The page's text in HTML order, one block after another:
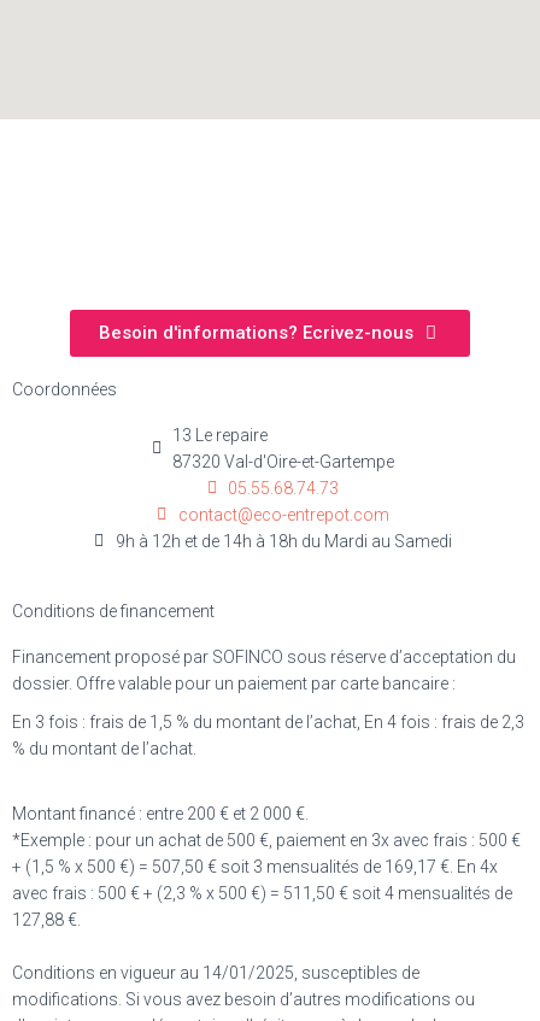
Besoin d'informations? Ecrivez-nous
Coordonnées
13 Le repaire
87320 Val-d'Oire-et-Gartempe
05.55.68.74.73
contact@eco-entrepot.com
9h à 12h et de 14h à 18h du Mardi au Samedi
Conditions de financement
Financement proposé par SOFINCO sous réserve d’acceptation du
dossier. Offre valable pour un paiement par carte bancaire :
En 3 fois : frais de 1,5 % du montant de l’achat, En 4 fois : frais de 2,3
% du montant de l’achat.
Montant financé : entre 200 € et 2 000 €.
*Exemple : pour un achat de 500 €, paiement en 3x avec frais : 500 €
+ (1,5 % x 500 €) = 507,50 € soit 3 mensualités de 169,17 €. En 4x
avec frais : 500 € + (2,3 % x 500 €) = 511,50 € soit 4 mensualités de
127,88 €.
Conditions en vigueur au 14/01/2025, susceptibles de
modifications. Si vous avez besoin d’autres modifications ou